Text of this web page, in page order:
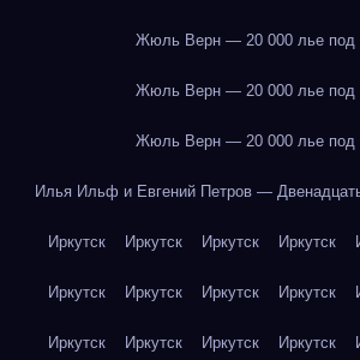
Жюль Верн — 20 000 лье под
Жюль Верн — 20 000 лье под
Жюль Верн — 20 000 лье под
Илья Ильф и Евгений Петров —
Иркутск Иркутск Иркутск Иркутск
Иркутск Иркутск Иркутск Иркутск
Иркутск Иркутск Иркутск Иркутск